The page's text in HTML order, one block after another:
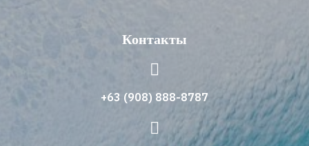
Контакты
+63 (908) 888-8787